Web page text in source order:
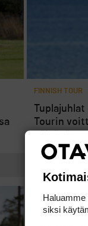
FINNISH TOUR
Tourin
Haluamme
siksi